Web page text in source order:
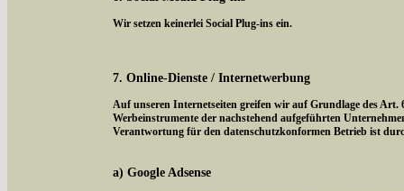
Wir setzen keinerlei Social Plug-ins ein.
7. Online-Dienste / Internetwerbung
Auf unseren Internetseiten greifen wir auf Grundlage des
Werbeinstrumente der nachstehend aufgeführten
Verantwortung für den datenschutzkonformen Betrieb ist
a) Google Adsense